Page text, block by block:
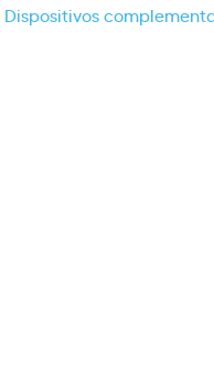
Dispositivos